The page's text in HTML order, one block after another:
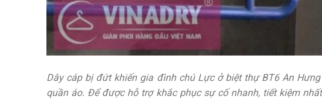
Dây cáp bị đứt khiến gia đình chú Lực ở biệt thự BT6 An
quần áo. Để được hỗ trợ khắc phục sự cố nhanh, tiết kiệm